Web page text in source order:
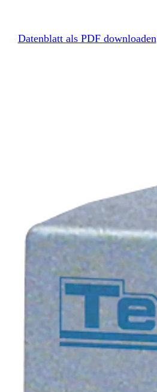
Datenblatt als PDF downloaden